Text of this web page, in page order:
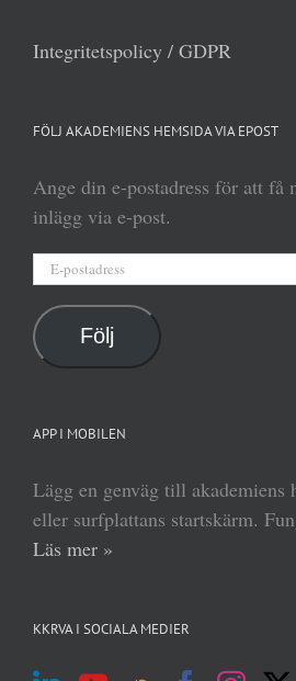
Integritetspolicy / GDPR
FÖLJ AKADEMIENS HEMSIDA VIA EPOST
Ange din e-postadress för att få
inlägg via e-post.
postadress
Följ
APP I MOBILEN
Lägg en genväg till akademiens
eller surfplattans startskärm.
Läs mer »
KKRVA I SOCIALA MEDIER